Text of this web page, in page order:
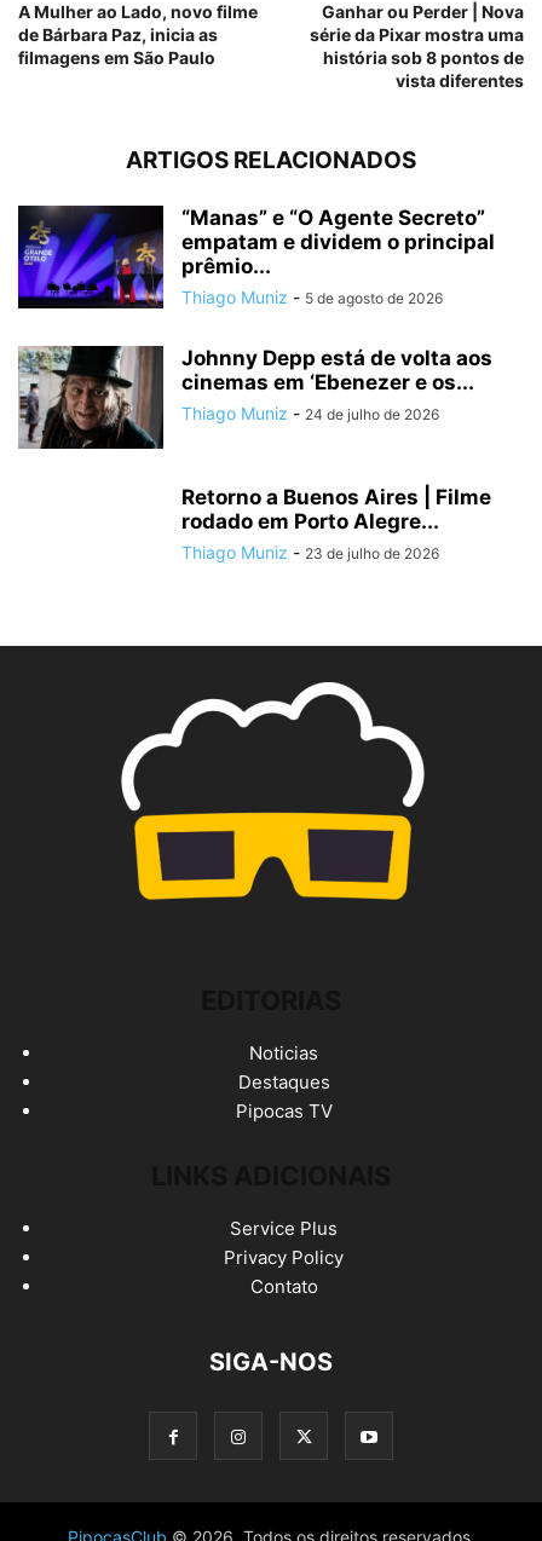
A Mulher ao Lado, novo filme
de Bárbara Paz, inicia as
filmagens em São Paulo
Ganhar ou Perder | Nova
série da Pixar mostra uma
história sob 8 pontos de
vista diferentes
ARTIGOS RELACIONADOS
“Manas” e “O Agente Secreto”
empatam e dividem o principal
prêmio...
Thiago Muniz - 5 de agosto de 2026
Johnny Depp está de volta aos
cinemas em ‘Ebenezer e os...
Thiago Muniz - 24 de julho de 2026
Retorno a Buenos Aires | Filme
rodado em Porto Alegre...
Thiago Muniz - 23 de julho de 2026
Noticias
Destaques
Pipocas TV
Service Plus
Privacy Policy
Contato
SIGA-NOS